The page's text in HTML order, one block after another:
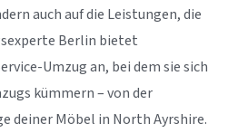
auch auf die Leistungen, die
Berlin bietet
Umzug an, bei dem sie sich
kümmern – von der
deiner Möbel in North Ayrshire.